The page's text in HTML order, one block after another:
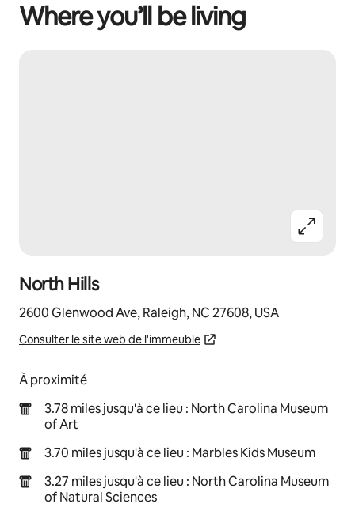
Where you’ll be living
North Hills
2600 Glenwood Ave, Raleigh, NC 27608, USA
Consulter le site web de l'immeuble
À proximité
3.78 miles jusqu'à ce lieu : North Carolina Museum
of Art
3.70 miles jusqu'à ce lieu : Marbles Kids Museum
3.27 miles jusqu'à ce lieu : North Carolina Museum
of Natural Sciences